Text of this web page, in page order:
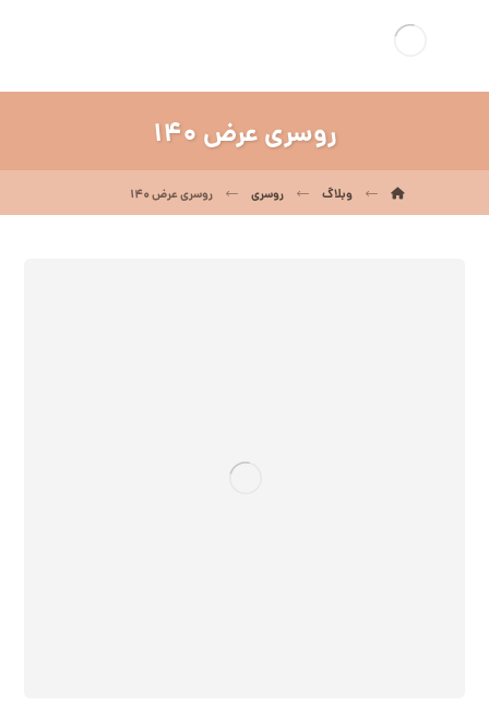
روسری عرض 140
وبلاگ روسری روسری عرض 140